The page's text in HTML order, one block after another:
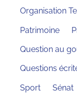
Organisation
Patrimoine
Question au
Questions
Sport Sénat